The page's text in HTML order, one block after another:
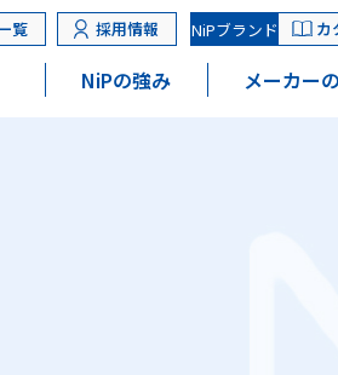
覧 採用情報 NiPブランド カ
NiPの強み メーカー